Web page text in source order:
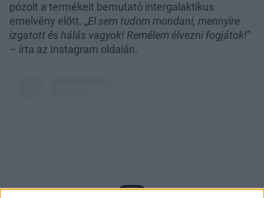
pózolt a termékeit bemutató intergalaktikus
emelvény előtt. „El sem tudom mondani, mennyire
izgatott és hálás vagyok! Remélem élvezni fogjátok!”
– írta az Instagram oldalán.